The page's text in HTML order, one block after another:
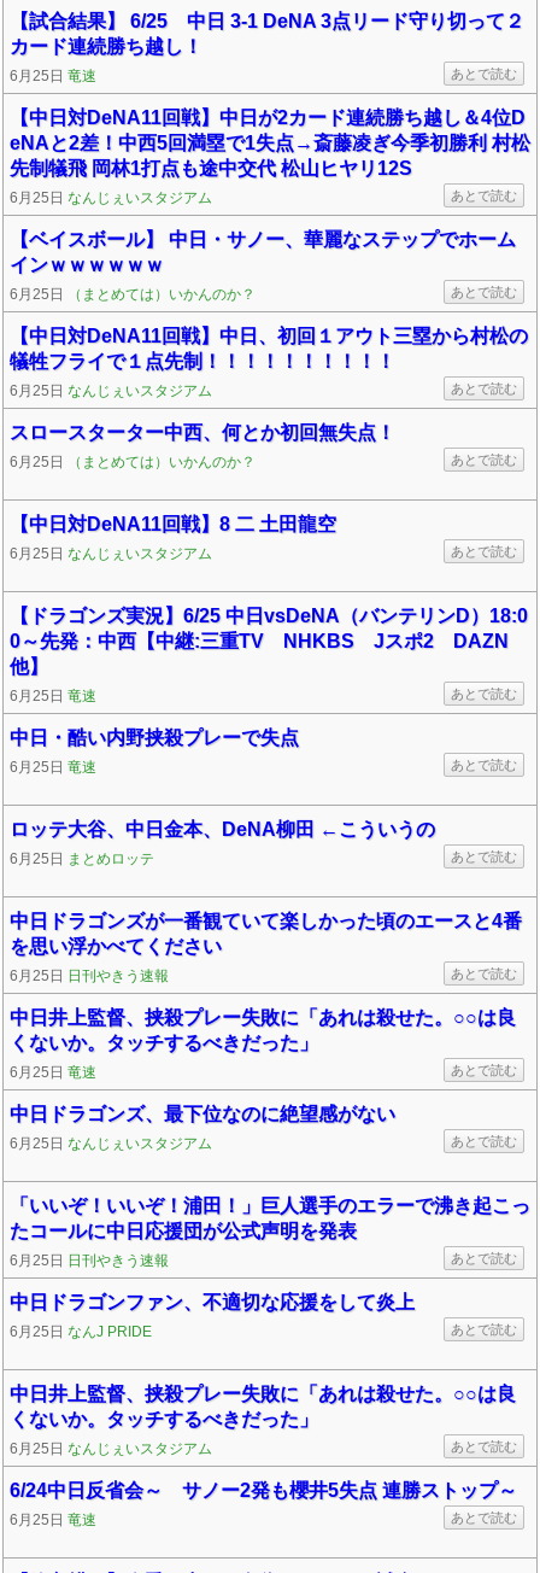
【試合結果】 6/25 中日 3-1 DeNA 3点リード守り切って２
カード連続勝ち越し！
6月25日 竜速 あとで読む
【中日対DeNA11回戦】中日が2カード連続勝ち越し＆4位D
eNAと2差！中西5回満塁で1失点→斎藤凌ぎ今季初勝利 村松
先制犠飛 岡林1打点も途中交代 松山ヒヤリ12S
6月25日 なんじぇいスタジアム あとで読む
【ベイスボール】 中日・サノー、華麗なステップでホーム
インｗｗｗｗｗｗ
6月25日 （まとめては）いかんのか？ あとで読む
【中日対DeNA11回戦】中日、初回１アウト三塁から村松の
犠牲フライで１点先制！！！！！！！！！！
6月25日 なんじぇいスタジアム あとで読む
スロースターター中西、何とか初回無失点！
6月25日 （まとめては）いかんのか？ あとで読む
【中日対DeNA11回戦】8 二 土田龍空
6月25日 なんじぇいスタジアム あとで読む
【ドラゴンズ実況】6/25 中日vsDeNA（バンテリンD）18:0
0～先発：中西【中継:三重TV NHKBS Jスポ2 DAZN
他】
6月25日 竜速 あとで読む
中日・酷い内野挟殺プレーで失点
6月25日 竜速 あとで読む
ロッテ大谷、中日金本、DeNA柳田 ←こういうの
6月25日 まとめロッテ あとで読む
中日ドラゴンズが一番観ていて楽しかった頃のエースと4番
を思い浮かべてください
6月25日 日刊やきう速報 あとで読む
中日井上監督、挟殺プレー失敗に「あれは殺せた。○○は良
くないか。タッチするべきだった」
6月25日 竜速 あとで読む
中日ドラゴンズ、最下位なのに絶望感がない
6月25日 なんじぇいスタジアム あとで読む
「いいぞ！いいぞ！浦田！」巨人選手のエラーで沸き起こっ
たコールに中日応援団が公式声明を発表
6月25日 日刊やきう速報 あとで読む
中日ドラゴンファン、不適切な応援をして炎上
6月25日 なんJ PRIDE あとで読む
中日井上監督、挟殺プレー失敗に「あれは殺せた。○○は良
くないか。タッチするべきだった」
6月25日 なんじぇいスタジアム あとで読む
6/24中日反省会～ サノー2発も櫻井5失点 連勝ストップ～
6月25日 竜速 あとで読む